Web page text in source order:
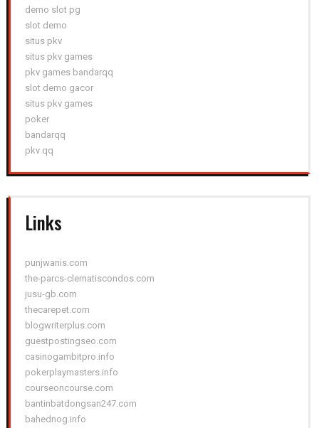
demo slot pg
slot demo
situs pkv
situs pkv games
pkv games bandarqq
slot demo gacor
situs pkv games
poker
bandarqq
pkv qq
Links
punjwanis.com
the-parcs-clematiscondos.com
jusu-gb.com
thecarepet.com
blogwriterplus.com
guestpostingseo.com
casinogambitpro.info
pokerplaymasters.info
courseoncourse.com
bantinbatdongsan247.com
bahednog.info